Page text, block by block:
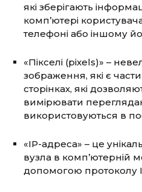
які зберігають
комп’ютері
телефоні або іншому
«Пікселі (pixels)» –
зображення, які є
сторінках, які
вимірювати
використовуються в
«IP-адреса» – це
вузла в комп’ютерній
допомогою протоколу